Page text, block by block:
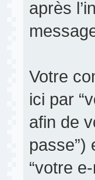
après
Votre
ici par
afin de
passe”)
“votre